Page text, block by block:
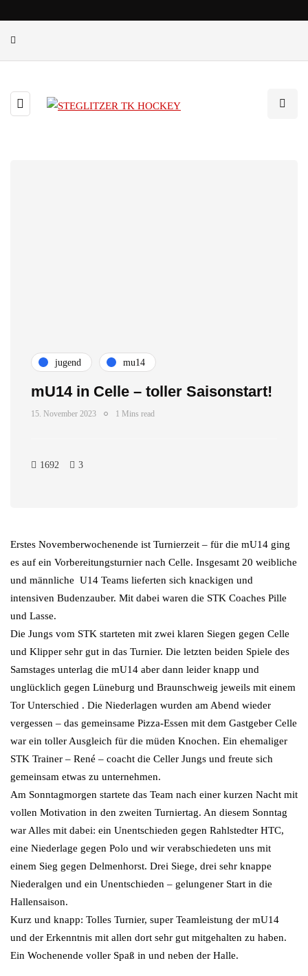
jugend mu14
mU14 in Celle – toller Saisonstart!
15. November 2023 1 Mins read
1692 3
Erstes Novemberwochenende ist Turnierzeit – für die mU14 ging
es auf ein Vorbereitungsturnier nach Celle. Insgesamt 20 weibliche
und männliche U14 Teams lieferten sich knackigen und
intensiven Budenzauber. Mit dabei waren die STK Coaches Pille
und Lasse.
Die Jungs vom STK starteten mit zwei klaren Siegen gegen Celle
und Klipper sehr gut in das Turnier. Die letzten beiden Spiele des
Samstages unterlag die mU14 aber dann leider knapp und
unglücklich gegen Lüneburg und Braunschweig jeweils mit einem
Tor Unterschied . Die Niederlagen wurden am Abend wieder
vergessen – das gemeinsame Pizza-Essen mit dem Gastgeber Celle
war ein toller Ausgleich für die müden Knochen. Ein ehemaliger
STK Trainer – René – coacht die Celler Jungs und freute sich
gemeinsam etwas zu unternehmen.
Am Sonntagmorgen startete das Team nach einer kurzen Nacht mit
vollen Motivation in den zweiten Turniertag. An diesem Sonntag
war Alles mit dabei: ein Unentschieden gegen Rahlstedter HTC,
eine Niederlage gegen Polo und wir verabschiedeten uns mit
einem Sieg gegen Delmenhorst. Drei Siege, drei sehr knappe
Niederalgen und ein Unentschieden – gelungener Start in die
Hallensaison.
Kurz und knapp: Tolles Turnier, super Teamleistung der mU14
und der Erkenntnis mit allen dort sehr gut mitgehalten zu haben.
Ein Wochenende voller Spaß in und neben der Halle.